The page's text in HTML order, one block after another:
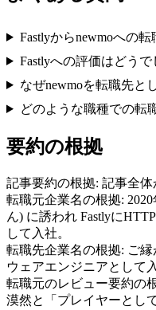
Fastlyからnewmoへの
Fastlyへの評価はどうで
なぜnewmoを転職先と
どのような職種での転
要約の根拠
記事要約の根拠: 記事全体
転職元企業名の根拠:
ん) に誘われ Fastlyに
して入社。
転職先企業名の根拠: ご縁
ウェアエンジニアとして
転職元のレビュー要約の
漠然と「プレイヤーとし